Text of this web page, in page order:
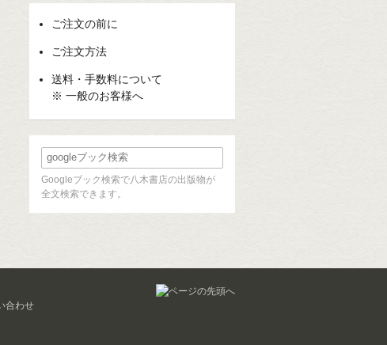
ご注文の前に
ご注文方法
送料・手数料について
※ 一般のお客様へ
Googleブック検索で八木書店の出版物が
全文検索できます。
合わせ